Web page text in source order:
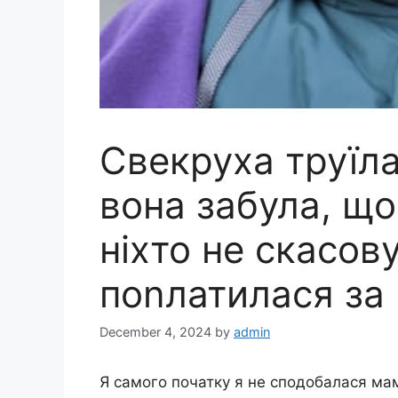
Свекруха
вона забула,
ніхто не
поnлатилася за
December 4, 2024 by admin
Я самого початку я не сподобалася